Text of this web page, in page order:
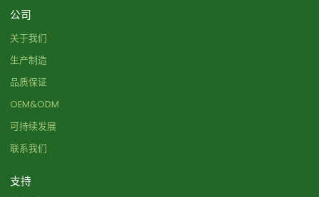
公司
关于我们
生产制造
品质保证
OEM&ODM
可持续发展
联系我们
支持